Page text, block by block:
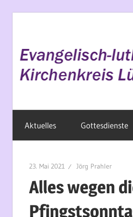
springen
Wendland
Aktuelles Gottesdienste
23. Mai 2021 Jörg Prahler
Alles wegen